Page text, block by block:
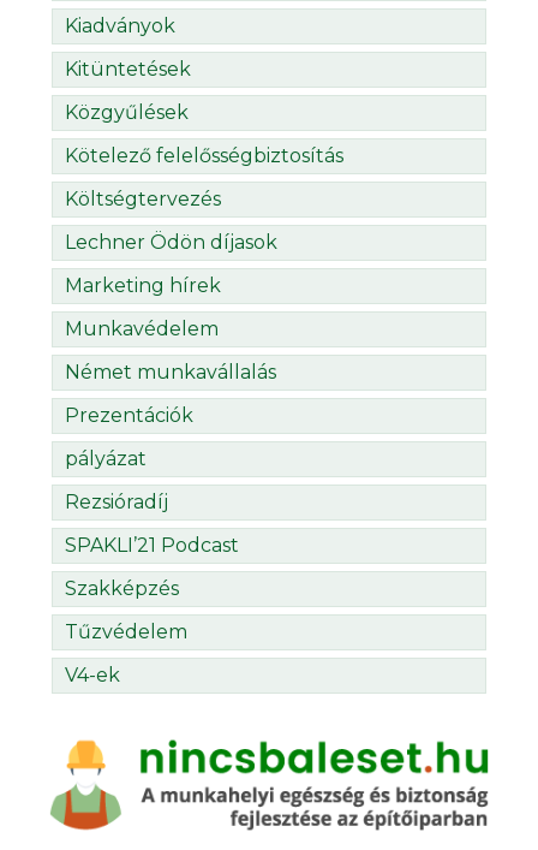
Kiadványok
Kitüntetések
Közgyűlések
Kötelező felelősségbiztosítás
Költségtervezés
Lechner Ödön díjasok
Marketing hírek
Munkavédelem
Német munkavállalás
Prezentációk
pályázat
Rezsióradíj
SPAKLI’21 Podcast
Szakképzés
Tűzvédelem
V4-ek